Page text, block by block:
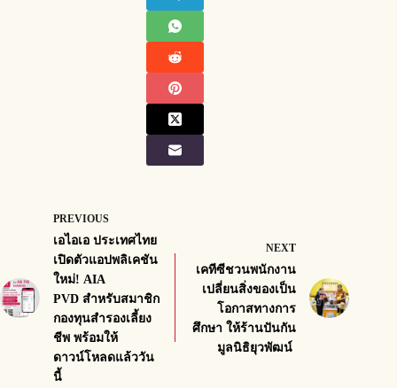
PREVIOUS
เอไอเอ ประเทศไทย
เปิดตัวแอปพลิเคชัน
ใหม่! AIA
PVD สำหรับสมาชิก
กองทุนสำรองเลี้ยง
ชีพ พร้อมให้
ดาวน์โหลดแล้ววัน
นี้
NEXT
เคทีซีชวนพนักงาน
เปลี่ยนสิ่งของเป็น
โอกาสทางการ
ศึกษา ให้ร้านปันกัน
มูลนิธิยุวพัฒน์